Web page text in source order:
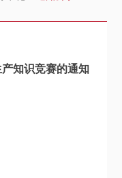
知识竞赛的通知